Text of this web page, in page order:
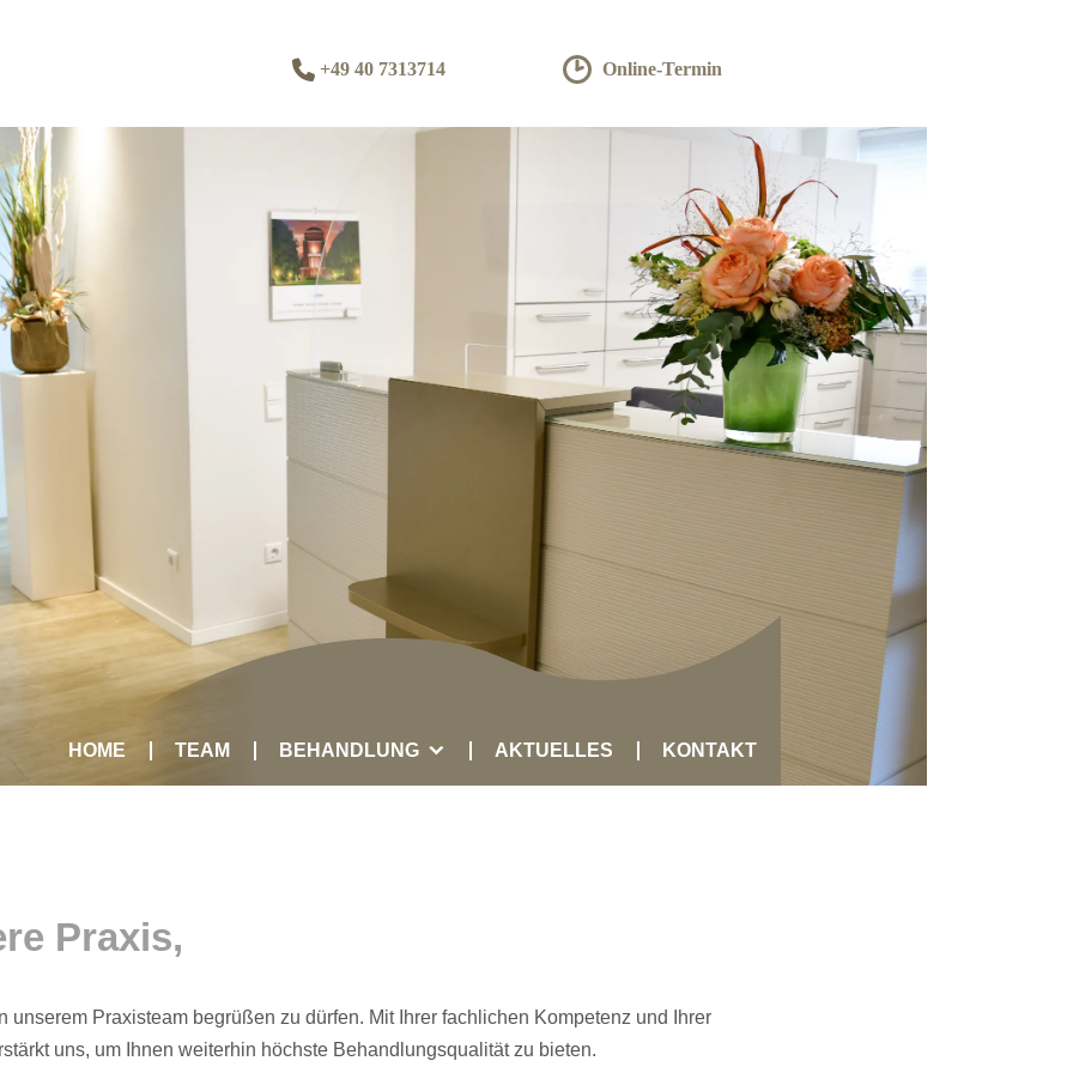
HOME TEAM BEHANDLUNG AKTUELLES KONTAKT
Praxis,
Praxisteam begrüßen zu dürfen. Mit Ihrer fachlichen Kompetenz und Ihrer
uns, um Ihnen weiterhin höchste Behandlungsqualität zu bieten.